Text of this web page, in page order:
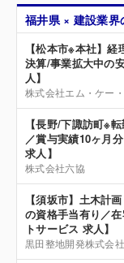
福井県 × 建設業界
【松本市※本社】
決算/事業拡大中の
人】
株式会社エム・ケー
【長野/下諏訪町※
／賞与実績10ヶ月
求人】
株式会社六協
【須坂市】土木計
の資格手当有り／
トサービス 求人】
黒田整地開発株式会社